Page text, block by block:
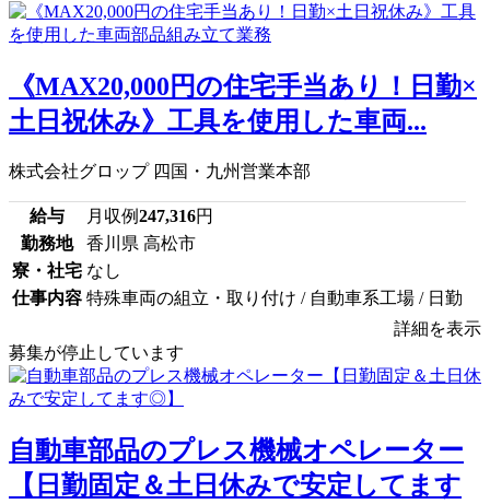
《MAX20,000円の住宅手当あり！日勤×
土日祝休み》工具を使用した車両...
株式会社グロップ 四国・九州営業本部
給与 月収例247,316円
勤務地
香川県 高松市
寮・社宅 なし
仕事内容 特殊車両の組立・取り付け / 自動車系工場 / 日勤
詳細を表示
募集が停止しています
自動車部品のプレス機械オペレーター
【日勤固定＆土日休みで安定してます